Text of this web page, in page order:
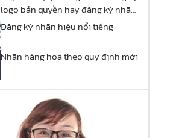
logo bản quyền hay đăng ký nhãn
hiệu?
Đăng ký nhãn hiệu nổi tiếng
Nhãn hàng hoá theo quy định mới